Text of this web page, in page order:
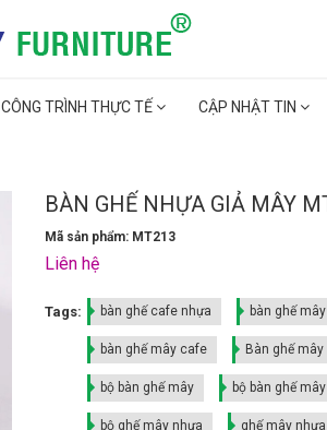
CÔNG TRÌNH THỰC TẾ CẬP NHẬT TIN
BÀN GHẾ NHỰA GIẢ MÂY
Mã sản phẩm: MT213
Liên hệ
Tags: bàn ghế cafe nhựa bàn ghế mây
bàn ghế mây cafe Bàn ghế mây
bộ bàn ghế mây bộ bàn ghế
bộ ghế mây nhựa ghế mây nhựa